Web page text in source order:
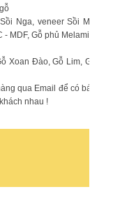
Nga, veneer Sồi Mỹ,
MDF, Gỗ phủ Melamin,
Xoan Đào, Gỗ Lim, Gỗ
qua Email để có báo
nhau !